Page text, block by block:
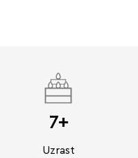
7+
Uzrast